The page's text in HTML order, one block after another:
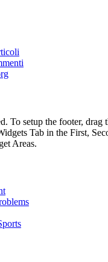
To setup the footer, drag
Tab in the First,
Areas.